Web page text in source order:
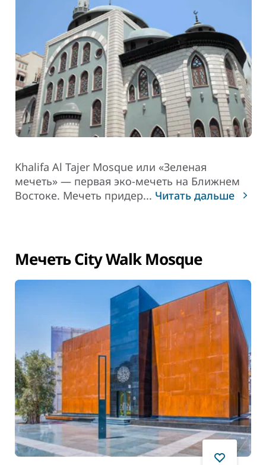
Khalifa Al Tajer Mosque или «Зеленая
мечеть» — первая эко-мечеть на Ближнем
Востоке. Мечеть придер... Читать дальше
Мечеть City Walk Mosque